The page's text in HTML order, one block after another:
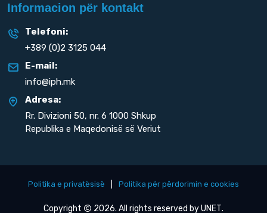
Informacion për kontakt
Telefoni:
+389 (0)2 3125 044
E-mail:
info@iph.mk
Adresa:
Rr. Divizioni 50, nr. 6 1000 Shkup
Republika e Maqedonisë së Veriut
Politika e privatësisë Politika për përdorimin e cookies
Copyright 2026. All rights reserved byUNET.